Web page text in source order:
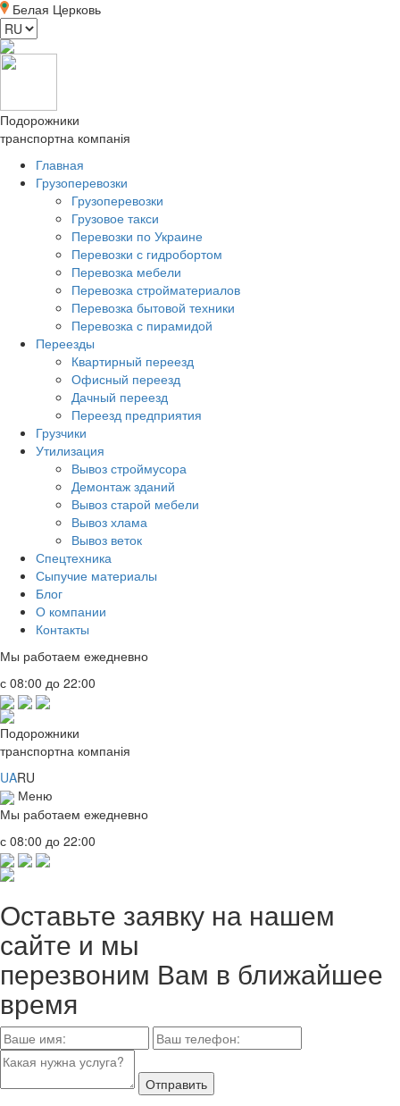
Белая Церковь
Подорожники
транспортна компанія
Главная
Грузоперевозки
Грузоперевозки
Грузовое такси
Перевозки по Украине
Перевозки с гидробортом
Перевозка мебели
Перевозка стройматериалов
Перевозка бытовой техники
Перевозка с пирамидой
Переезды
Квартирный переезд
Офисный переезд
Дачный переезд
Переезд предприятия
Грузчики
Утилизация
Вывоз строймусора
Демонтаж зданий
Вывоз старой мебели
Вывоз хлама
Вывоз веток
Спецтехника
Сыпучие материалы
Блог
О компании
Контакты
Мы работаем ежедневно
с 08:00 до 22:00
Подорожники
транспортна компанія
UARU
Меню
Мы работаем ежедневно
с 08:00 до 22:00
Оставьте заявку на нашем
сайте и мы
перезвоним Вам в ближайшее
время
Отправить